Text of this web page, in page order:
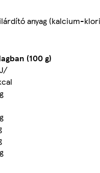
anyag (kalcium-
(100 g)